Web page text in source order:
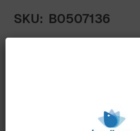
SKU: B0507136
PRONTA CONSEGNA